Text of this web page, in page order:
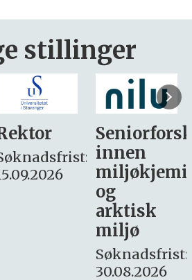
stillinger
søker
– fast
Søknadsfrist:
16. august.